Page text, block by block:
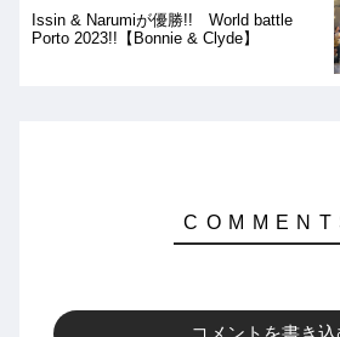
Issin & Narumiが優勝!! World battle
Porto 2023!!【Bonnie & Clyde】
コメントを書き込